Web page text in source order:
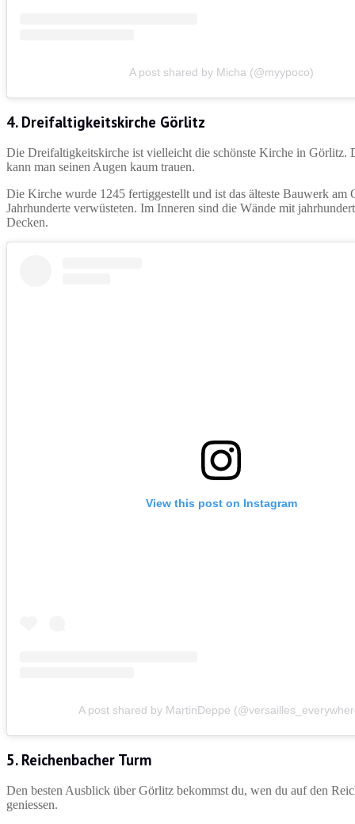
A post shared by Micha (@myypoco)
4. Dreifaltigkeitskirche Görlitz
Die Dreifaltigkeitskirche ist vielleicht die schönste Kirche in Görlitz.
kann man seinen Augen kaum trauen.
Die Kirche wurde 1245 fertiggestellt und ist das älteste Bauwerk
Jahrhunderte verwüsteten. Im Inneren sind die Wände mit
Decken.
View this post on Instagram
A post shared by MartinDeppe
5. Reichenbacher Turm
Den besten Ausblick über Görlitz bekommst du, wen du auf den
geniessen.